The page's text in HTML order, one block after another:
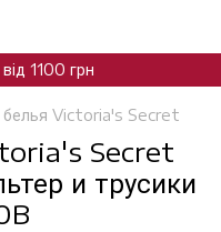
1100 грн
белья Victoria's Secret
Secret
и трусики